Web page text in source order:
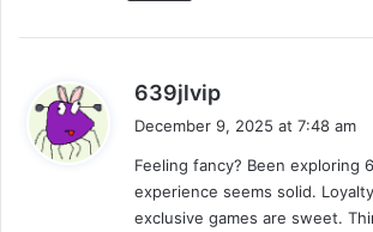
639jlvip
y
s
:
December 9, 2025 at 7:48 am
Feeling fancy? Been exploring
experience seems solid.
exclusive games are sweet.